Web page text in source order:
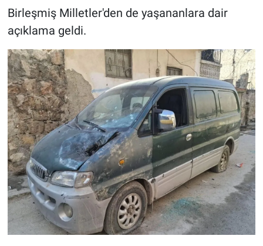
Birleşmiş Milletler'den de yaşananlara dair
açıklama geldi.